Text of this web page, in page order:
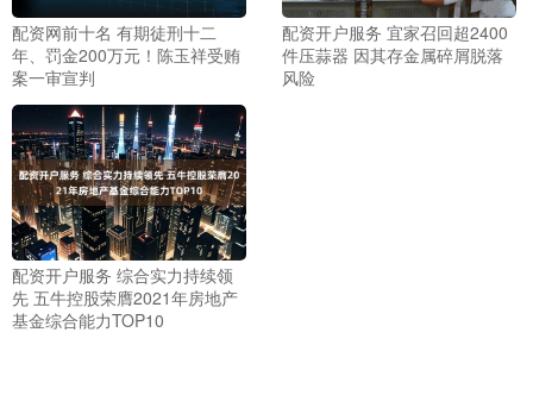
配资网前十名 有期徒刑十二
年、罚金200万元！陈玉祥受贿
案一审宣判
配资开户服务 宜家召回超2400
件压蒜器 因其存金属碎屑脱落
风险
配资开户服务 综合实力持续领
先 五牛控股荣膺2021年房地产
基金综合能力TOP10